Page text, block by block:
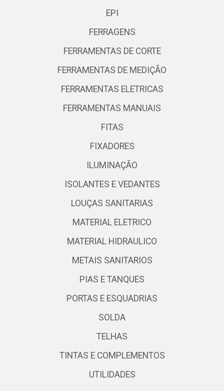
EPI
FERRAGENS
FERRAMENTAS DE CORTE
FERRAMENTAS DE MEDIÇÃO
FERRAMENTAS ELETRICAS
FERRAMENTAS MANUAIS
FITAS
FIXADORES
ILUMINAÇÃO
ISOLANTES E VEDANTES
LOUÇAS SANITARIAS
MATERIAL ELETRICO
MATERIAL HIDRAULICO
METAIS SANITARIOS
PIAS E TANQUES
PORTAS E ESQUADRIAS
SOLDA
TELHAS
TINTAS E COMPLEMENTOS
UTILIDADES